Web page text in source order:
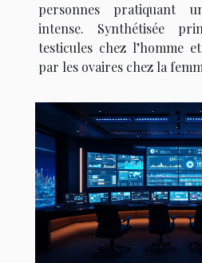
personnes pratiquant
intense. Synthétisée
testicules chez l’homme
par les ovaires chez la